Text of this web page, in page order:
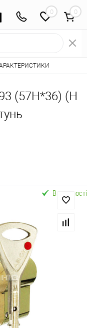
0
⭐ • Серцевини
(57H*36) (H
В наявності